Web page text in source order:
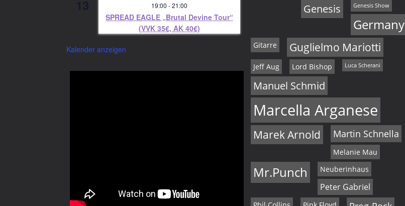
19:00 -21:00
SPREAD EAGLE „Brutal Devine Tour“
(VVK 35€, AK 40€)
Kalender anzeigen
Genesis Genesis Show
Germany
Gitarre Guglielmo Mariotti
Jeff Aug Lord Bishop Luca Scherani
Manuel Schmid
Marcella Arganese
Marek Arnold Martin Schnella
Melanie Mau
Mr.Punch Neuberinhaus
Peter Gabriel